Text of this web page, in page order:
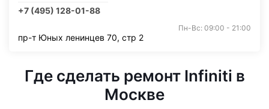
+7 (495) 128-01-88
Пн-Вс: 09:00 - 21:00
пр-т Юных ленинцев 70, стр 2
Где сделать ремонт Infiniti в
Москве